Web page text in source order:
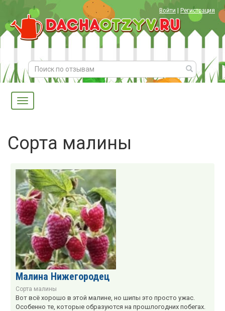
Войти | Регистрация
Сорта малины
Малина Нижегородец
Сорта малины
Вот всё хорошо в этой малине, но шипы это просто ужас.
Особенно те, которые образуются на прошлогодних побегах.